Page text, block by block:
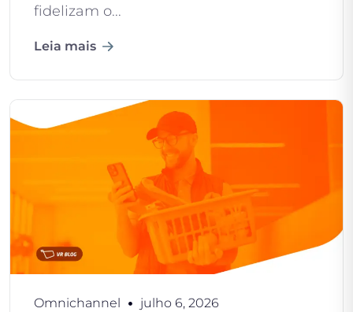
fidelizam o...
Leia mais
Omnichannel julho 6, 2026